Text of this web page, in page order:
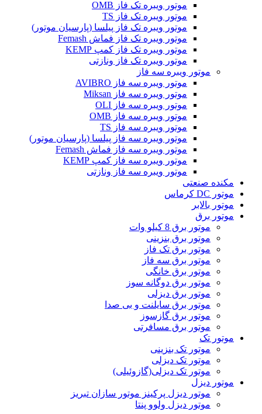
موتور ویبره تک فاز OMB
موتور ویبره تک فاز TS
موتور ویبره تک فاز پیلسا (پارسیان موتور)
موتور ویبره تک فاز فماش Femash
موتور ویبره تک فاز کمپ KEMP
موتور ویبره تک فاز ونازتی
موتور ویبره سه فاز
موتور ویبره سه فاز AVIBRO
موتور ویبره سه فاز Miksan
موتور ویبره سه فاز OLI
موتور ویبره سه فاز OMB
موتور ویبره سه فاز TS
موتور ویبره سه فاز پیلسا (پارسیان موتور)
موتور ویبره سه فاز فماش Femash
موتور ویبره سه فاز کمپ KEMP
موتور ویبره سه فاز ونازتی
مکنده صنعتی
موتور DC کرماس
موتور بالابر
موتور برق
موتور برق 8 کیلو وات
موتور برق بنزینی
موتور برق تک فاز
موتور برق سه فاز
موتور برق خانگی
موتور برق دوگانه سوز
موتور برق دیزلی
موتور برق سایلنت و بی صدا
موتور برق گازسوز
موتور برق مسافرتی
موتور تک
موتور تک بنزینی
موتور تک دیزلی
موتور تک دیزلی(گازوئیلی)
موتور دیزل
موتور دیزل پرکینز موتور سازان تبریز
موتور دیزل ولوو پنتا